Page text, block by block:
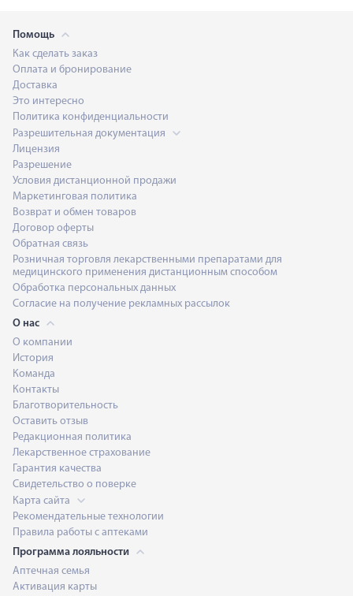
Помощь
Как сделать заказ
Оплата и бронирование
Доставка
Это интересно
Политика конфиденциальности
Разрешительная документация
Лицензия
Разрешение
Условия дистанционной продажи
Маркетинговая политика
Возврат и обмен товаров
Договор оферты
Обратная связь
Розничная торговля лекарственными препаратами для
медицинского применения дистанционным способом
Обработка персональных данных
Согласие на получение рекламных рассылок
О нас
О компании
История
Команда
Контакты
Благотворительность
Оставить отзыв
Редакционная политика
Лекарственное страхование
Гарантия качества
Свидетельство о поверке
Карта сайта
Рекомендательные технологии
Правила работы с аптеками
Программа лояльности
Аптечная семья
Активация карты